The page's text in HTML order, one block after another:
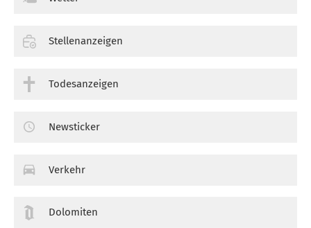
Stellenanzeigen
Todesanzeigen
Newsticker
Verkehr
Dolomiten